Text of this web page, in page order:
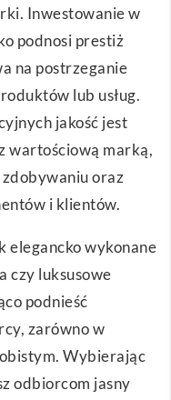
Inwestowanie w
podnosi prestiż
na postrzeganie
lub usług.
jakość jest
wartościową marką,
oraz
i klientów.
elegancko wykonane
czy luksusowe
podnieść
zarówno w
Wybierając
odbiorcom jasny